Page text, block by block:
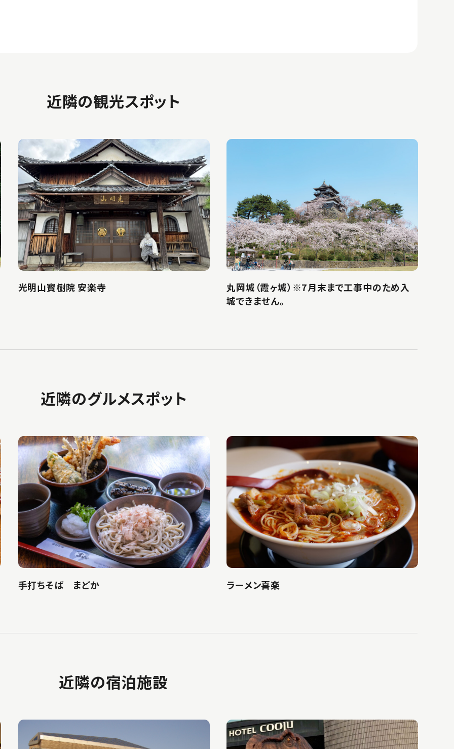
近隣の観光スポット
光明山寳樹院 安楽寺
丸岡城（霞ヶ城）※7月末まで工事中のため入
城できません。
近隣のグルメスポット
手打ちそば まどか ラーメン喜楽
近隣の宿泊施設